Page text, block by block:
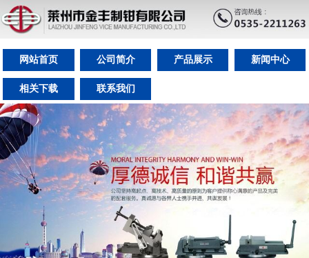
网站首页 公司简介 产品展示 新闻中心
相关下载 联系我们